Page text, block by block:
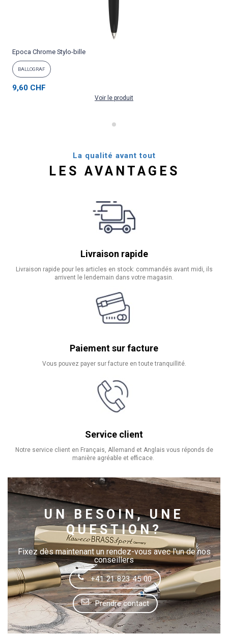
Epoca Chrome Stylo-bille
BALLOGRAF
9,60 CHF
Voir le produit
La qualité avant tout
LES AVANTAGES
Livraison rapide
Livraison rapide pour les articles en stock: commandés avant midi, ils
arrivent le lendemain dans votre magasin.
Paiement sur facture
Vous pouvez payer sur facture en toute tranquillité.
Service client
Notre service client en Français, Allemand et Anglais vous réponds de
manière agréable et efficace.
UN BESOIN, UNE
QUESTION?
Fixez dès maintenant un rendez-vous avec l'un de nos
conseillers
+41 21 823 45 00
Prendre contact